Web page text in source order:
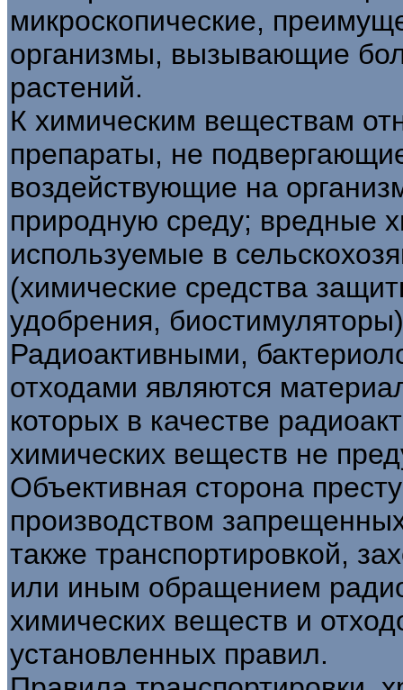
микроскопические,
организмы, вызывающие
растений.
К химическим веществам
препараты, не
воздействующие на
природную среду; вредные
используемые в
(химические средства
удобрения,
Радиоактивными,
отходами являются
которых в качестве
химических веществ не
Объективная сторона
производством
также транспортировкой,
или иным обращением
химических веществ и
установленных правил.